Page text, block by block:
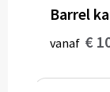
Barrel
vanaf €